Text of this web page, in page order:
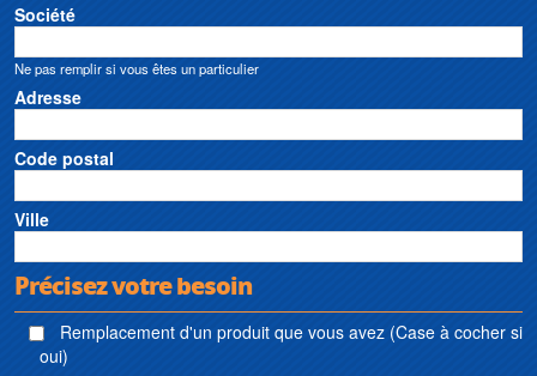
Société
Ne pas remplir si vous êtes un particulier
Adresse
Code postal
Ville
Précisez votre besoin
Remplacement d'un produit que vous avez (Case à cocher si
oui)